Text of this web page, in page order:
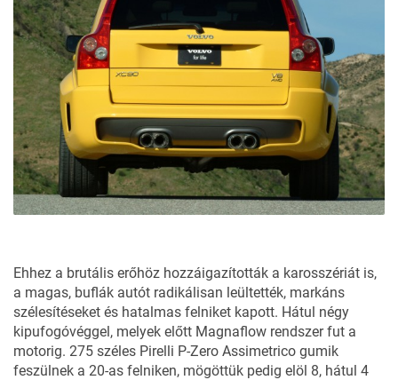
Ehhez a brutális erőhöz hozzáigazították a karosszériát is,
a magas, buflák autót radikálisan leültették, markáns
szélesítéseket és hatalmas felniket kapott. Hátul négy
kipufogóvéggel, melyek előtt Magnaflow rendszer fut a
motorig. 275 széles Pirelli P-Zero Assimetrico gumik
feszülnek a 20-as felniken, mögöttük pedig elöl 8, hátul 4